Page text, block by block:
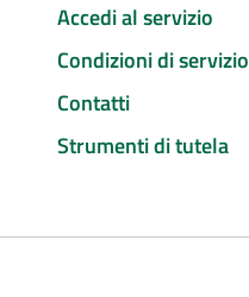
Accedi al servizio
Condizioni di servizio
Contatti
Strumenti di tutela